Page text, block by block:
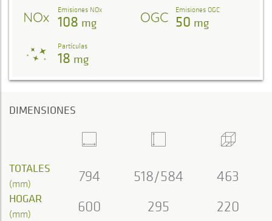
Emisiones NOx
108 mg
Emisiones OGC
50 mg
Partículas
18 mg
DIMENSIONES
TOTALES
(mm) 794 518/584 463
HOGAR
(mm) 600 295 220